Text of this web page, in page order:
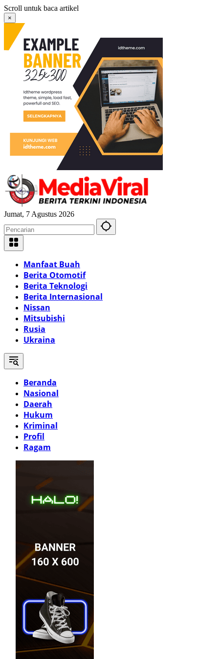
Langsung
ke
konten
Scroll untuk baca artikel
×
Jumat, 7 Agustus 2026
Manfaat Buah
Berita Otomotif
Berita Teknologi
Berita Internasional
Nissan
Mitsubishi
Rusia
Ukraina
Beranda
Nasional
Daerah
Hukum
Kriminal
Profil
Ragam